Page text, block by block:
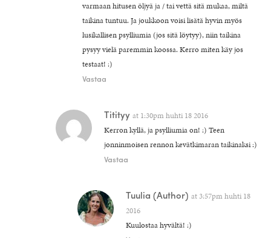
varmaan hitusen öljyä ja / tai vettä sitä mukaa, miltä
taikina tuntuu. Ja joukkoon voisi lisätä hyvin myös
lusikallisen psylliumia (jos sitä löytyy), niin taikina
pysyy vielä paremmin koossa. Kerro miten käy jos
testaat! :)
Vastaa
Titityy at 1:30pm huhti 18 2016
Kerron kyllä, ja psylliumia on! :) Teen
jonninmoisen rennon kevätkimaran taikinaksi :)
Vastaa
Tuulia (Author) at 3:57pm huhti 18
2016
Kuulostaa hyvältä! :)